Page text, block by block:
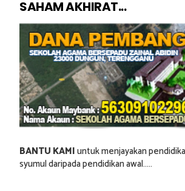
SAHAM AKHIRAT...
BANTU KAMIuntuk menjayakan
syumul daripada pendidikan awal.....